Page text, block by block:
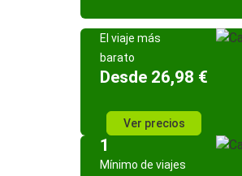
El viaje más
barato
Desde 26,98 €
Ver precios
1
Mínimo de viajes